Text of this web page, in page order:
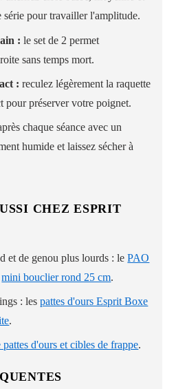
série pour travailler l'amplitude.
: le set de 2 permet
sans temps mort.
: reculez légèrement la raquette
pour préserver votre poignet.
chaque séance avec un
humide et laissez sécher à
CHEZ ESPRIT
et de genou plus lourds : lePAO
mini bouclier rond 25 cm.
: lespattes d'ours Esprit Boxe
.
d'ours et cibles de frappe.